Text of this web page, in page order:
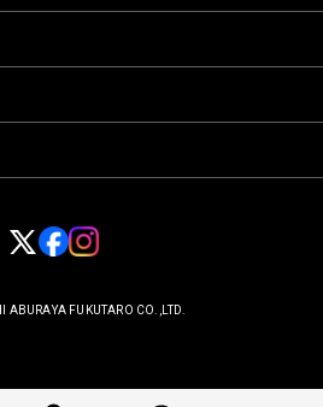
当ウェブサイトの利用は、当該会員により
の他会員登録の届出内容に変更があった場
において登録情報の変更手続きを行ってく
で会員が不利益を被ったとしても、当社は
のとします。
ABURAYA FUKUTARO CO.,LTD.